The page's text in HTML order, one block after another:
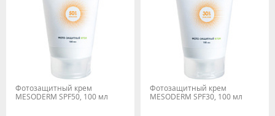
Фотозащитный крем
MESODERM SPF50, 100 мл
Фотозащитный крем
MESODERM SPF30, 100 мл